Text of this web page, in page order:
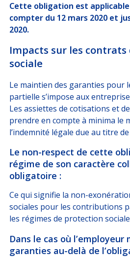
Cette obligation est
compter du 12 mars 2020 et
2020.
Impacts sur les
sociale
Le maintien des garanties pour
partielle s’impose aux
Les assiettes de cotisations et
prendre en compte à minima le
l’indemnité légale due au titre
Le non-respect de cette
régime de son caractère
obligatoire :
Ce qui signifie la non-
sociales pour les contributions
les régimes de protection
Dans le cas où l’employeur
garanties au-delà de